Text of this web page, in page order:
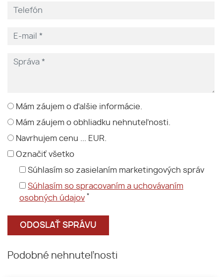
Mám záujem o ďalšie informácie.
Mám záujem o obhliadku nehnuteľnosti.
Navrhujem cenu ... EUR.
Označiť všetko
Súhlasím so zasielaním marketingových správ
Súhlasím so spracovaním a uchovávaním
osobných údajov *
Podobné nehnuteľnosti